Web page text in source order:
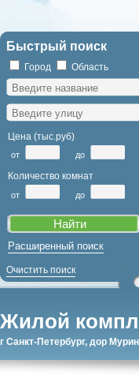
Быстрый поиск
Город Область
Цена (тыс.руб)
от до
Количество комнат
от до
Расширенный поиск
Очистить поиск
Жилой
г Санкт-Петербург, дор